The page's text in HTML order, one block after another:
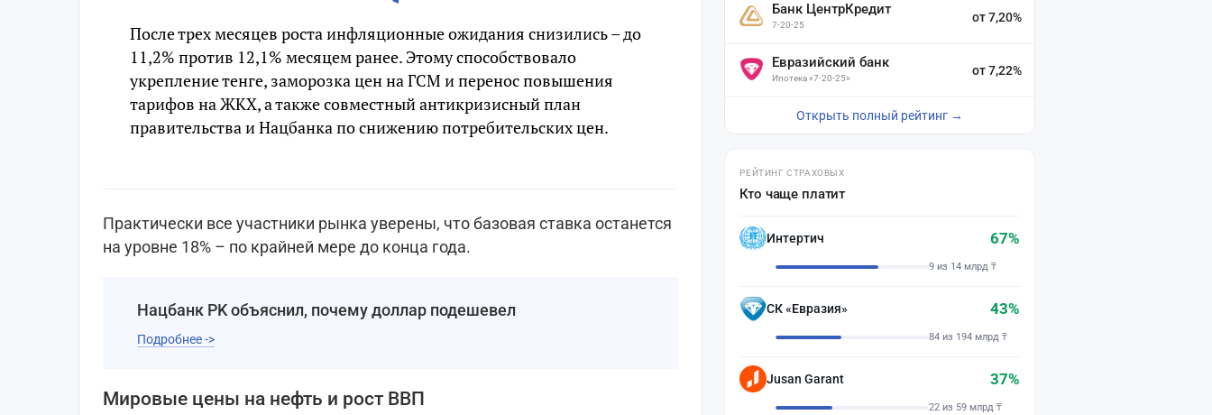
После трех месяцев роста инфляционные ожидания снизились – до
11,2% против 12,1% месяцем ранее. Этому способствовало
укрепление тенге, заморозка цен на ГСМ и перенос повышения
тарифов на ЖКХ, а также совместный антикризисный план
правительства и Нацбанка по снижению потребительских цен.
Практически все участники рынка уверены, что базовая ставка останется
на уровне 18% – по крайней мере до конца года.
Нацбанк РK объяснил, почему доллар подешевел
Подробнее ->
Мировые цены на нефть и рост ВВП
Банк ЦентрКредит
7-20-25
от 7,20%
Евразийский банк
Ипотека «7-20-25»
от 7,22%
Открыть полный рейтинг →
РЕЙТИНГ СТРАХОВЫХ
Кто чаще платит
Интертич 67%
9 из 14 млрд ₸
СК «Евразия» 43%
84 из 194 млрд ₸
Jusan Garant 37%
22 из 59 млрд ₸